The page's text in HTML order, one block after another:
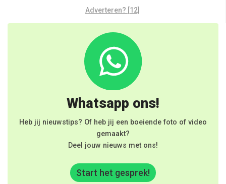
Adverteren? [12]
Whatsapp ons!
Heb jij nieuwstips? Of heb jij een boeiende foto of video
gemaakt?
Deel jouw nieuws met ons!
Start het gesprek!